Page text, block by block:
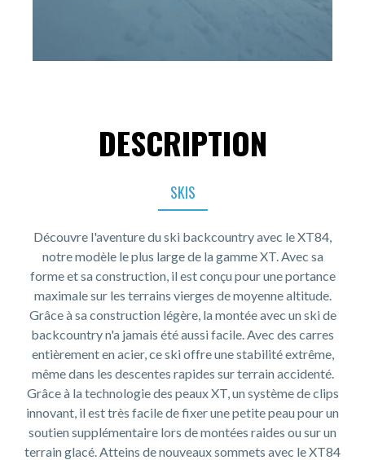
DESCRIPTION
SKIS
Découvre l'aventure du ski backcountry avec le XT84,
notre modèle le plus large de la gamme XT. Avec sa
forme et sa construction, il est conçu pour une portance
maximale sur les terrains vierges de moyenne altitude.
Grâce à sa construction légère, la montée avec un ski de
backcountry n'a jamais été aussi facile. Avec des carres
entièrement en acier, ce ski offre une stabilité extrême,
même dans les descentes rapides sur terrain accidenté.
Grâce à la technologie des peaux XT, un système de clips
innovant, il est très facile de fixer une petite peau pour un
soutien supplémentaire lors de montées raides ou sur un
terrain glacé. Atteins de nouveaux sommets avec le XT84